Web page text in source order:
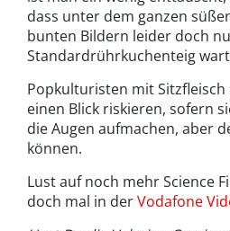
dass unter dem ganzen
bunten Bildern leider doch
Standardrührkuchenteig
Popkulturisten mit
einen Blick riskieren, sofern
die Augen aufmachen, aber
können.
Lust auf noch mehr Science
doch mal in derVodafone